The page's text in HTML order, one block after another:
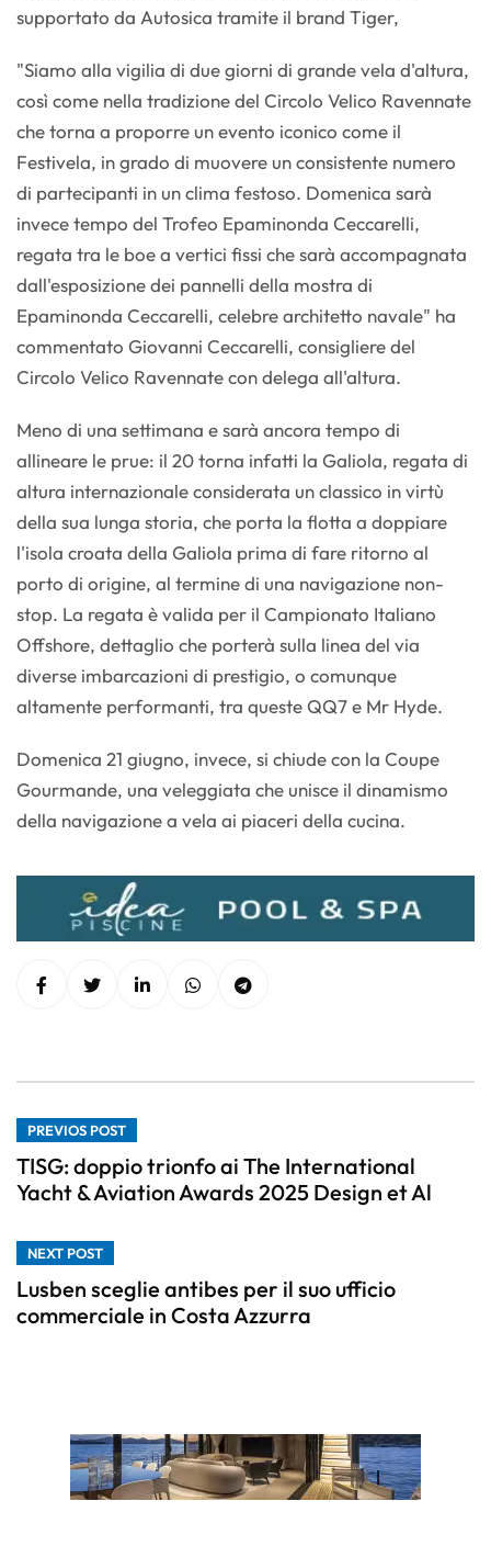
supportato da Autosica tramite il brand Tiger,
"Siamo alla vigilia di due giorni di grande vela d'altura,
così come nella tradizione del Circolo Velico Ravennate
che torna a proporre un evento iconico come il
Festivela, in grado di muovere un consistente numero
di partecipanti in un clima festoso. Domenica sarà
invece tempo del Trofeo Epaminonda Ceccarelli,
regata tra le boe a vertici fissi che sarà accompagnata
dall'esposizione dei pannelli della mostra di
Epaminonda Ceccarelli, celebre architetto navale" ha
commentato Giovanni Ceccarelli, consigliere del
Circolo Velico Ravennate con delega all'altura.
Meno di una settimana e sarà ancora tempo di
allineare le prue: il 20 torna infatti la Galiola, regata di
altura internazionale considerata un classico in virtù
della sua lunga storia, che porta la flotta a doppiare
l'isola croata della Galiola prima di fare ritorno al
porto di origine, al termine di una navigazione non-
stop. La regata è valida per il Campionato Italiano
Offshore, dettaglio che porterà sulla linea del via
diverse imbarcazioni di prestigio, o comunque
altamente performanti, tra queste QQ7 e Mr Hyde.
Domenica 21 giugno, invece, si chiude con la Coupe
Gourmande, una veleggiata che unisce il dinamismo
della navigazione a vela ai piaceri della cucina.
PREVIOS POST
TISG: doppio trionfo ai The International
Yacht & Aviation Awards 2025 Design et Al
NEXT POST
Lusben sceglie antibes per il suo ufficio
commerciale in Costa Azzurra